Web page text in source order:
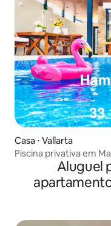
Casa ⋅ Vallarta
Piscina privativa em
Aluguel